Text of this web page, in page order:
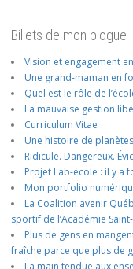
Billets de mon blogue
Vision et engagement
Une grand-maman en
Quel est le rôle de
La mauvaise gestion
Curriculum Vitae
Une histoire de
Ridicule. Dangereux.
Projet Lab-école : il y a
Mon portfolio
La Coalition avenir
sportif de l’Académie
Plus de gens en
fraîche parce que plus de
La main tendue aux